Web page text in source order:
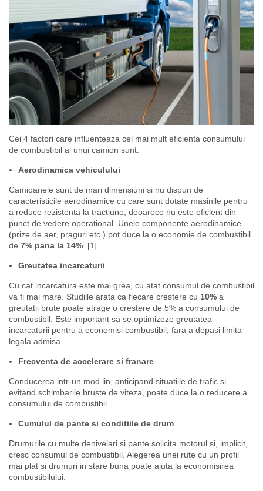
Cei 4 factori care influenteaza cel mai mult eficienta consumului
de combustibil al unui camion sunt:
Aerodinamica vehiculului
Camioanele sunt de mari dimensiuni si nu dispun de
caracteristicile aerodinamice cu care sunt dotate masinile pentru
a reduce rezistenta la tractiune, deoarece nu este eficient din
punct de vedere operational. Unele componente aerodinamice
(prize de aer, praguri etc.) pot duce la o economie de combustibil
de 7% pana la 14% . [1]
Greutatea incarcaturii
Cu cat incarcatura este mai grea, cu atat consumul de combustibil
va fi mai mare. Studiile arata ca fiecare crestere cu 10% a
greutatii brute poate atrage o crestere de 5% a consumului de
combustibil. Este important sa se optimizeze greutatea
incarcaturii pentru a economisi combustibil, fara a depasi limita
legala admisa.
Frecventa de accelerare si franare
Conducerea intr-un mod lin, anticipand situatiile de trafic și
evitand schimbarile bruste de viteza, poate duce la o reducere a
consumului de combustibil.
Cumulul de pante si conditiile de drum
Drumurile cu multe denivelari si pante solicita motorul si, implicit,
cresc consumul de combustibil. Alegerea unei rute cu un profil
mai plat si drumuri in stare buna poate ajuta la economisirea
combustibilului.